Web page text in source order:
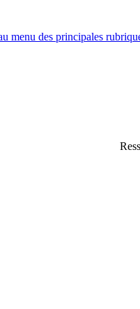
menu des principales